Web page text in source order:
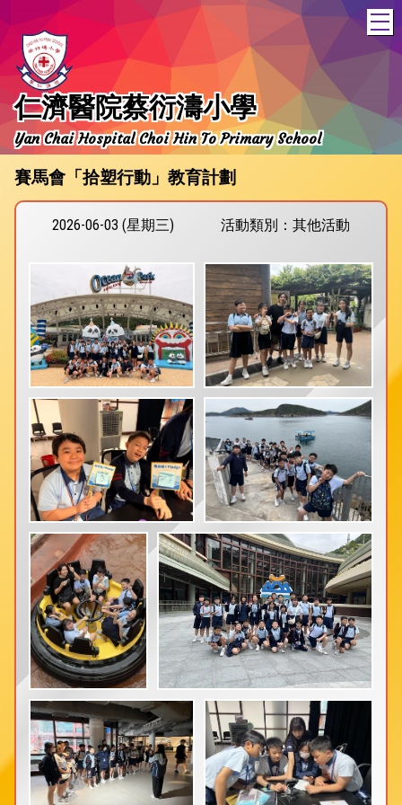
仁濟醫院蔡衍濤小學
Yan Chai Hospital Choi Hin To Primary School
賽馬會「拾塑行動」教育計劃
2026-06-03 (星期三) 活動類別：其他活動